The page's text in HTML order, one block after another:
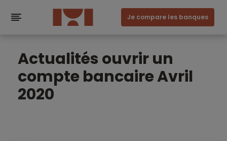
Je compare les banques
Actualités ouvrir un
compte bancaire Avril
2020